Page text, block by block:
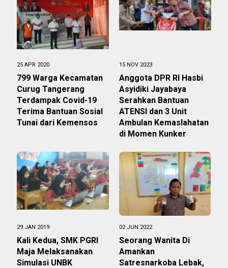
25 APR 2020
799 Warga Kecamatan
Curug Tangerang
Terdampak Covid-19
Terima Bantuan Sosial
Tunai dari Kemensos
15 NOV 2023
Anggota DPR RI Hasbi
Asyidiki Jayabaya
Serahkan Bantuan
ATENSI dan 3 Unit
Ambulan Kemaslahatan
di Momen Kunker
29 JAN 2019
Kali Kedua, SMK PGRI
Maja Melaksanakan
Simulasi UNBK
02 JUN 2022
Seorang Wanita Di
Amankan
Satresnarkoba Lebak,